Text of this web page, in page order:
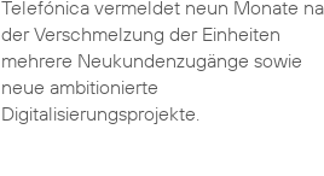
Telefónica vermeldet neun Monate
der Verschmelzung der Einheiten
mehrere Neukundenzugänge sowie
neue ambitionierte
Digitalisierungsprojekte.